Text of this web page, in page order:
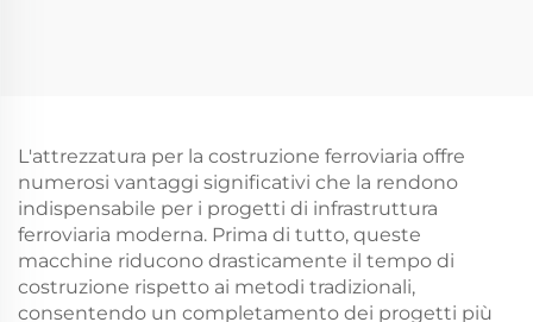
L'attrezzatura per la costruzione ferroviaria offre
numerosi vantaggi significativi che la rendono
indispensabile per i progetti di infrastruttura
ferroviaria moderna. Prima di tutto, queste
macchine riducono drasticamente il tempo di
costruzione rispetto ai metodi tradizionali,
consentendo un completamento dei progetti più